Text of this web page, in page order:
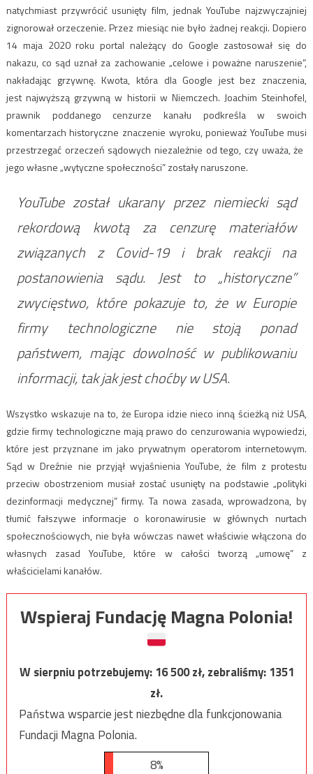
natychmiast przywrócić usunięty film, jednak YouTube najzwyczajniej
zignorował orzeczenie. Przez miesiąc nie było żadnej reakcji. Dopiero
14 maja 2020 roku portal należący do Google zastosował się do
nakazu, co sąd uznał za zachowanie „celowe i poważne naruszenie”,
nakładając grzywnę. Kwota, która dla Google jest bez znaczenia,
jest najwyższą grzywną w historii w Niemczech. Joachim Steinhofel,
prawnik poddanego cenzurze kanału podkreśla w swoich
komentarzach historyczne znaczenie wyroku, ponieważ YouTube musi
przestrzegać orzeczeń sądowych niezależnie od tego, czy uważa, że ​​
jego własne „wytyczne społeczności” zostały naruszone.
YouTube został ukarany przez niemiecki sąd
rekordową kwotą za cenzurę materiałów
związanych z Covid-19 i brak reakcji na
postanowienia sądu. Jest to „historyczne”
zwycięstwo, które pokazuje to, że w Europie
firmy technologiczne nie stoją ponad
państwem, mając dowolność w publikowaniu
informacji, tak jak jest choćby w USA.
Wszystko wskazuje na to, że Europa idzie nieco inną ścieżką niż USA,
gdzie firmy technologiczne mają prawo do cenzurowania wypowiedzi,
które jest przyznane im jako prywatnym operatorom internetowym.
Sąd w Dreźnie nie przyjął wyjaśnienia YouTube, że film z protestu
przeciw obostrzeniom musiał zostać usunięty na podstawie „polityki
dezinformacji medycznej” firmy. Ta nowa zasada, wprowadzona, by
tłumić fałszywe informacje o koronawirusie w głównych nurtach
społecznościowych, nie była wówczas nawet właściwie włączona do
własnych zasad YouTube, które w całości tworzą „umowę” z
właścicielami kanałów.
Wspieraj Fundację Magna Polonia!
W sierpniu potrzebujemy:16 500zł, zebraliśmy:1351
zł.
Państwa wsparcie jest niezbędne dla funkcjonowania
Fundacji Magna Polonia.
8%